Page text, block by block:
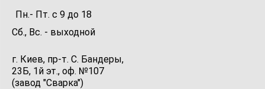
Пн.- Пт. с 9 до 18
Сб., Вс. - выходной
г. Киев, пр-т. С. Бандеры,
23Б, 1й эт., оф. №107
(завод "Сварка")